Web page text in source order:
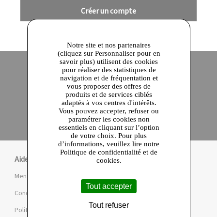
Créer un compte
Site officiel Paiement en ligne sécurisé
Click and collect
en 24 heures
Qualité garantie
Aide
Mentions légales et CGU
Conditions de la Marketplace
Politique de confidentialité et de cookies
Notre site et nos partenaires
(cliquez sur Personnaliser pour en
savoir plus) utilisent des cookies
pour réaliser des statistiques de
navigation et de fréquentation et
vous proposer des offres de
produits et de services ciblés
adaptés à vos centres d'intérêts.
Vous pouvez accepter, refuser ou
paramétrer les cookies non
essentiels en cliquant sur l’option
de votre choix. Pour plus
d’informations, veuillez lire notre
Politique de confidentialité et de
cookies.
Tout accepter
Tout refuser